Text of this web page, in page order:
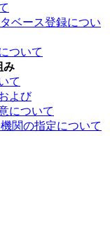
ベース登録につい
ついて
み
て
よび
について
関の指定について